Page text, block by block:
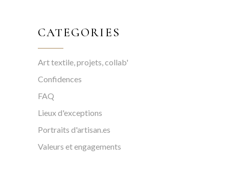
CATEGORIES
Art textile, projets, collab'
Confidences
FAQ
Lieux d'exceptions
Portraits d'artisan.es
Valeurs et engagements